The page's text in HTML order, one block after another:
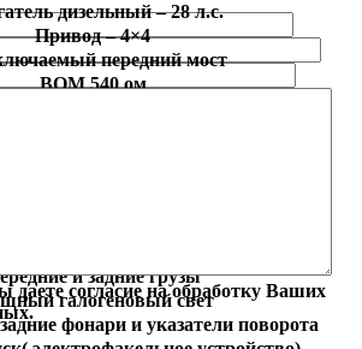
даете согласие на обработку Ваших
дизельный – 28 л.с.
Привод – 4×4
передний мост
ВОМ 540 ом
рулевого управления
и задние грузы
галогеновый свет
фонари и указатели поворота